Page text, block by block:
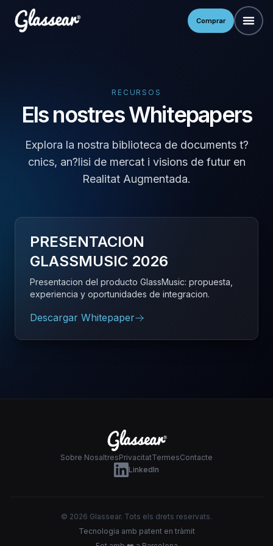
Comprar
RECURSOS
Els nostres Whitepapers
Explora la nostra biblioteca de documents t?
cnics, an?lisi de mercat i visions de futur en
Realitat Augmentada.
PRESENTACION
GLASSMUSIC 2026
Presentacion del producto GlassMusic: propuesta,
experiencia y oportunidades de integracion.
Descargar Whitepaper
Sobre NosaltresPrivacitatTermesContacte
LinkedIn
© 2026 Glassear. Tots els drets reservats.
Tecnologia amb patent en tràmit